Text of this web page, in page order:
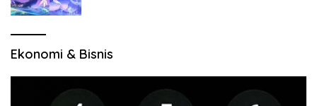
Ekonomi & Bisnis